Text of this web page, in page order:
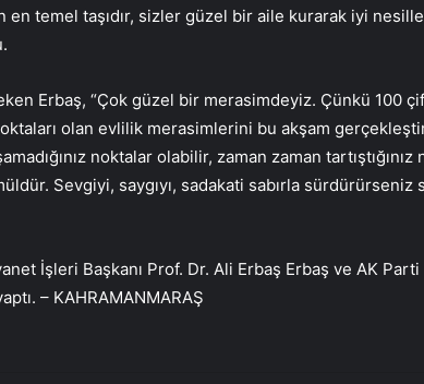
en temel taşıdır, sizler güzel bir aile kurarak iyi
Erbaş, “Çok güzel bir merasimdeyiz. Çünkü 100
olan evlilik merasimlerini bu akşam
noktalar olabilir, zaman zaman
Sevgiyi, saygıyı, sadakati sabırla sürdürürseniz
İşleri Başkanı Prof. Dr. Ali Erbaş Erbaş ve AK Parti
– KAHRAMANMARAŞ